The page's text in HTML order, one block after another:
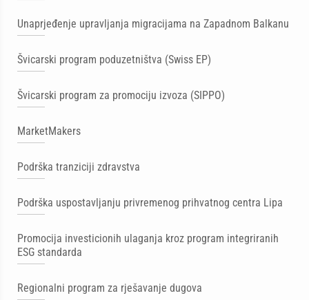
Unaprjeđenje upravljanja migracijama na Zapadnom Balkanu
Švicarski program poduzetništva (Swiss EP)
Švicarski program za promociju izvoza (SIPPO)
MarketMakers
Podrška tranziciji zdravstva
Podrška uspostavljanju privremenog prihvatnog centra Lipa
Promocija investicionih ulaganja kroz program integriranih
ESG standarda
Regionalni program za rješavanje dugova